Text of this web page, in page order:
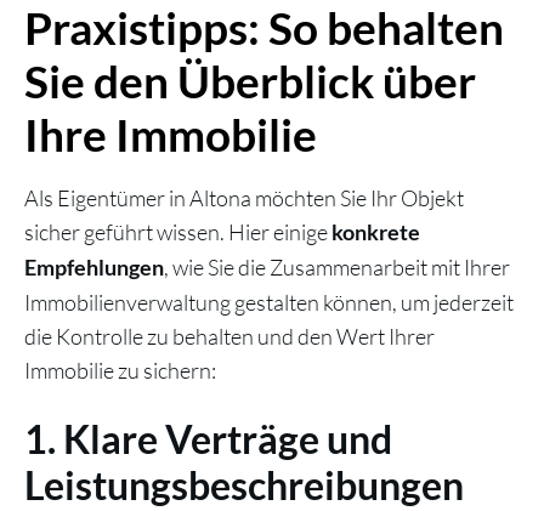
Praxistipps: So behalten
Sie den Überblick über
Ihre Immobilie
Als Eigentümer in Altona möchten Sie Ihr Objekt
sicher geführt wissen. Hier einigekonkrete
Empfehlungen, wie Sie die Zusammenarbeit mit Ihrer
Immobilienverwaltung gestalten können, um jederzeit
die Kontrolle zu behalten und den Wert Ihrer
Immobilie zu sichern:
1. Klare Verträge und
Leistungsbeschreibungen